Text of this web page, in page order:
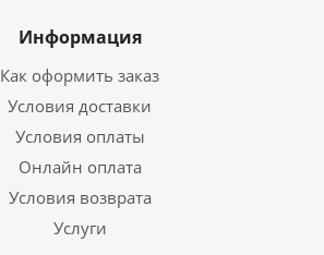
Информация
Как оформить заказ
Условия доставки
Условия оплаты
Онлайн оплата
Условия возврата
Услуги